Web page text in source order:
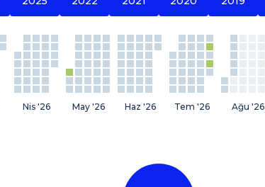
Nis '26 May '26 Haz '26 Tem '26 Ağu '26